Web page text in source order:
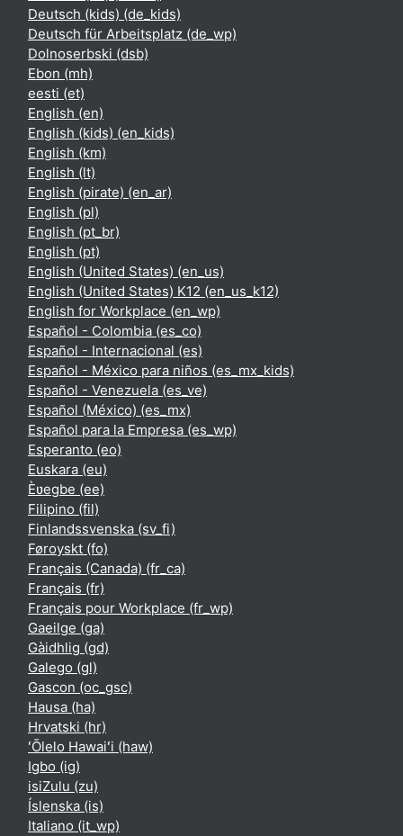
Deutsch (kids) ‎(de_kids)‎
Deutsch für Arbeitsplatz ‎(de_wp)‎
Dolnoserbski ‎(dsb)‎
Ebon ‎(mh)‎
eesti ‎(et)‎
English ‎(en)‎
English (kids) ‎(en_kids)‎
English ‎(km)‎
English ‎(lt)‎
English (pirate) ‎(en_ar)‎
English ‎(pl)‎
English ‎(pt_br)‎
English ‎(pt)‎
English (United States) ‎(en_us)‎
English (United States) K12 ‎(en_us_k12)‎
English for Workplace ‎(en_wp)‎
Español - Colombia ‎(es_co)‎
Español - Internacional ‎(es)‎
Español - México para niños ‎(es_mx_kids)‎
Español - Venezuela ‎(es_ve)‎
Español (México) ‎(es_mx)‎
Español para la Empresa ‎(es_wp)‎
Esperanto ‎(eo)‎
Euskara ‎(eu)‎
Èʋegbe ‎(ee)‎
Filipino ‎(fil)‎
Finlandssvenska ‎(sv_fi)‎
Føroyskt ‎(fo)‎
Français (Canada) ‎(fr_ca)‎
Français ‎(fr)‎
Français pour Workplace ‎(fr_wp)‎
Gaeilge ‎(ga)‎
Gàidhlig ‎(gd)‎
Galego ‎(gl)‎
Gascon ‎(oc_gsc)‎
Hausa ‎(ha)‎
Hrvatski ‎(hr)‎
ʻŌlelo Hawaiʻi ‎(haw)‎
Igbo ‎(ig)‎
isiZulu ‎(zu)‎
Íslenska ‎(is)‎
Italiano ‎(it_wp)‎